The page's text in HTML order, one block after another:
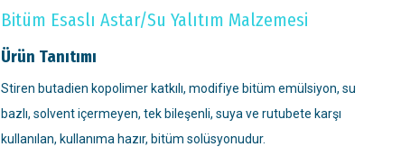
Bitüm Esaslı Astar/Su Yalıtım Malzemesi
Ürün Tanıtımı
Stiren butadien kopolimer katkılı, modifiye bitüm emülsiyon, su
bazlı, solvent içermeyen, tek bileşenli, suya ve rutubete karşı
kullanılan, kullanıma hazır, bitüm solüsyonudur.